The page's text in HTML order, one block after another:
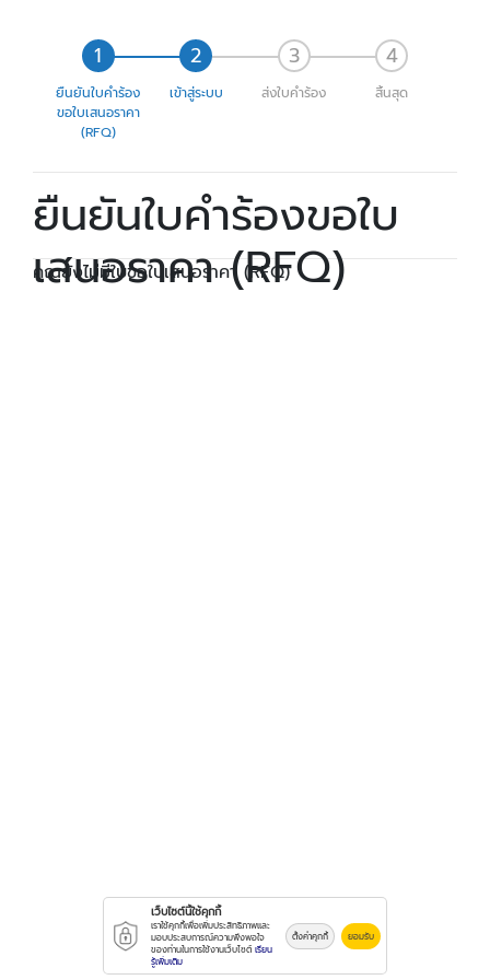
ยืนยันใบคำร้อง
ขอใบเสนอราคา
(RFQ)
เข้าสู่ระบบ ส่งใบคำร้อง สิ้นสุด
ยืนยันใบคำร้องขอใบ
เสนอราคา (RFQ)
คุณยังไม่มีใบขอใบเสนอราคา (RFQ)
เว็บไซต์นี้ใช้คุกกี้
เราใช้คุกกี้เพื่อเพิ่มประสิทธิภาพและ
มอบประสบการณ์ความพึงพอใจ
ของท่านในการใช้งานเว็บไซต์ เรียน
รู้เพิ่มเติม
ตั้งค่าคุกกี้ ยอมรับ